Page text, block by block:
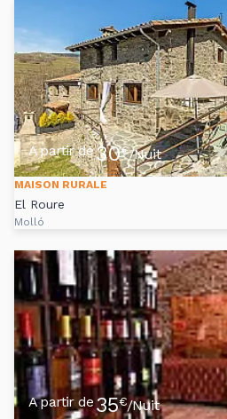
A partir de30€/Nuit
MAISON RURALE
El Roure
Molló
A partir de 35€/Nuit